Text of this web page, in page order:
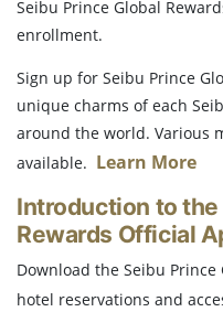
Seibu Prince Global
enrollment.
Sign up for Seibu Prince
unique charms of each
around the world. Various
available. Learn More
Introduction to
Rewards Official
Download the Seibu
hotel reservations and